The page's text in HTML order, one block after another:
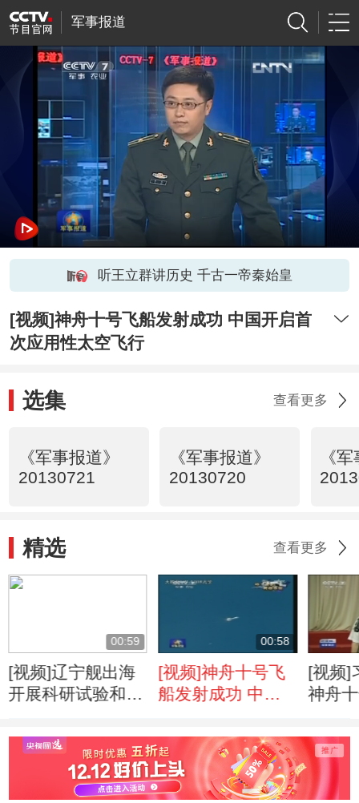
军事报道
听王立群讲历史 千古一帝秦始皇
[视频]神舟十号飞船发射成功 中国开启首
次应用性太空飞行
选集 查看更多
《军事报道》
20130721
《军事报道》
20130720
《
精选 查看更多
00:59
[视频]辽宁舰出海
开展科研试验和训
00:58
[视频]神舟十号飞
船发射成功 中国
空飞行
[视频]
神舟